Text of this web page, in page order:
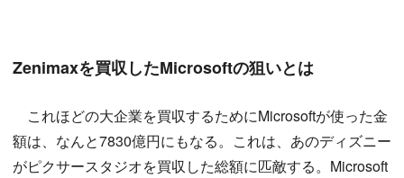
Zenimaxを買収したMicrosoftの狙いとは
これほどの大企業を買収するためにMicrosoftが使った金
額は、なんと7830億円にもなる。これは、あのディズニー
がピクサースタジオを買収した総額に匹敵する。Microsoft